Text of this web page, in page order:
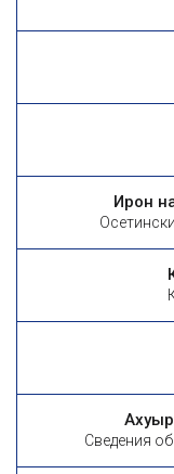
Ирон
Сведения